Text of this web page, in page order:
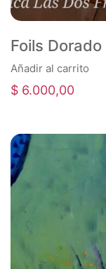
Foils
Añadir al carrito
$ 6.000,00